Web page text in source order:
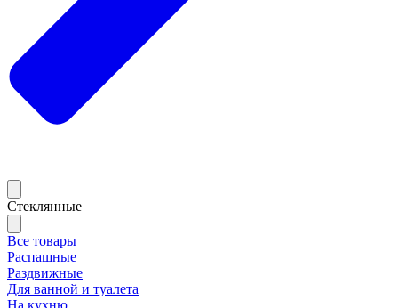
Стеклянные
Все товары
Распашные
Раздвижные
Для ванной и туалета